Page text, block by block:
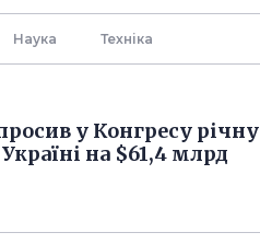
Наука Технiка
у Конгресу річну
на $61,4 млрд